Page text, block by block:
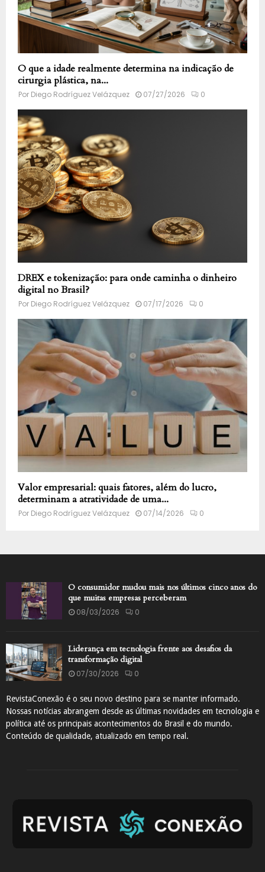
O que a idade realmente determina na indicação de
cirurgia plástica, na...
Por Diego Rodríguez Velázquez 07/27/2026 0
DREX e tokenização: para onde caminha o dinheiro
digital no Brasil?
Por Diego Rodríguez Velázquez 07/17/2026 0
Valor empresarial: quais fatores, além do lucro,
determinam a atratividade de uma...
Por Diego Rodríguez Velázquez 07/14/2026 0
O consumidor mudou mais nos últimos cinco anos do
que muitas empresas perceberam
08/03/2026 0
Liderança em tecnologia frente aos desafios da
transformação digital
07/30/2026 0
RevistaConexão é o seu novo destino para se manter informado.
Nossas notícias abrangem desde as últimas novidades em tecnologia e
política até os principais acontecimentos do Brasil e do mundo.
Conteúdo de qualidade, atualizado em tempo real.